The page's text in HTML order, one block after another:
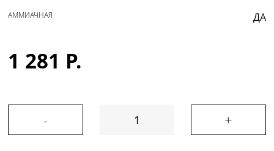
ДА
АММИАЧНАЯ
1 281 Р.
- +